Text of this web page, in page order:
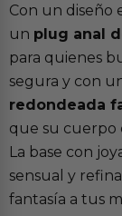
Con un diseño
un plug anal
para quienes
segura y con
redondeada
que su cuerpo
La base con
sensual y
fantasía a tus